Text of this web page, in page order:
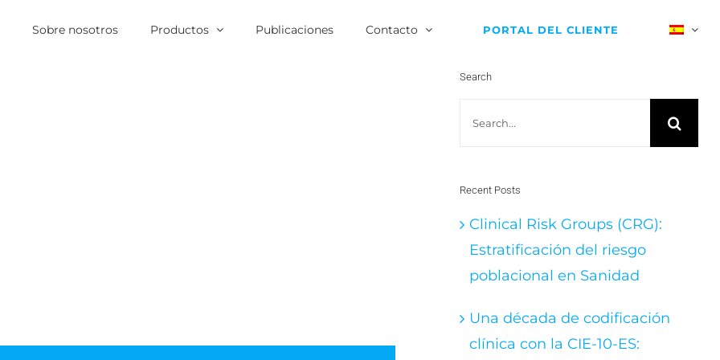
Sobre nosotros Productos Publicaciones Contacto PORTAL DEL CLIENTE
Search
Recent Posts
Clinical Risk Groups (CRG):
Estratificación del riesgo
poblacional en Sanidad
Una década de codificación
clínica con la CIE-10-ES: